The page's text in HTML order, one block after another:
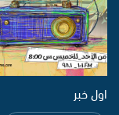
اول خبر